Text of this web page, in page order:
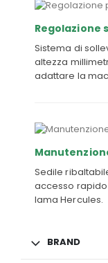
Regolazione
Sistema di
altezza
adattare la
Sedile
accesso
lama Hercules.
BRAND